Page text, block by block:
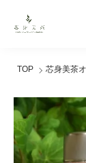
TOP 芯身美茶